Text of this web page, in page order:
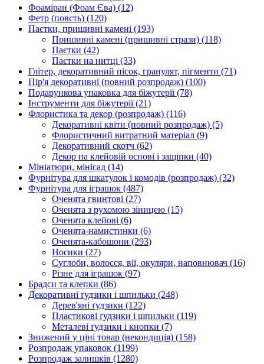
Фоаміран (Фоам Єва) (12)
Фетр (повсть) (120)
Паєтки, пришивні камені (193)
Пришивні камені (пришивні стрази) (118)
Паєтки (42)
Паєтки на нитці (33)
Глітер, декоративний пісок, гранулят, пігменти (71)
Пір'я декоративні (повний розпродаж) (100)
Подарункова упаковка для біжутерії(78)
Інструменти для біжутерії(21)
Флористика та декор (розпродаж) (116)
Декоративні квіти (повний розпродаж) (5)
Флористичний витратний матеріал (9)
Декоративний скотч (62)
Декор на клейовій основі і защіпки (40)
Мініатюри, мінісад (14)
Фурнітура для шкатулок і комодів (розпродаж) (32)
Фурнітура для іграшок (487)
Оченята гвинтові (27)
Оченята з рухомою зіницею (15)
Оченята клейові (6)
Оченята-намистинки (6)
Оченята-кабошони (293)
Носики (27)
Суглоби, волосся, вії, окуляри, наповнювач (16)
Різне для іграшок (97)
Брадси та клепки (86)
Декоративні ґудзики і шпильки (248)
Дерев'яні ґудзики (122)
Пластикові ґудзики і шпильки (119)
Металеві ґудзики і кнопки (7)
Знижений у ціні товар (некондиція) (158)
Розпродаж упаковок (1199)
Розпродаж залишків (1280)